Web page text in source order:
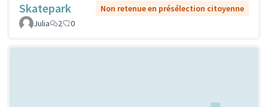
Skatepark
Non retenue en présélection citoyenne
Julia
2 0